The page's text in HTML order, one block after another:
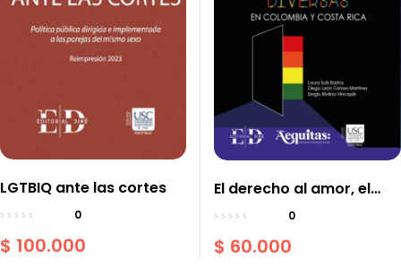
LGTBIQ ante las cortes
0
$ 100.000
El derecho al amor, el
reconocimiento de las
Colombia y Costa Rica
0
$ 60.000